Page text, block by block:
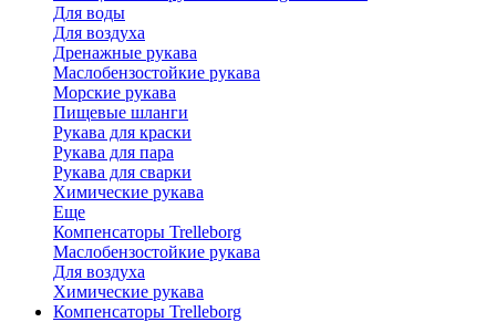
Для воды
Для воздуха
Дренажные рукава
Маслобензостойкие рукава
Морские рукава
Пищевые шланги
Рукава для краски
Рукава для пара
Рукава для сварки
Химические рукава
Еще
Компенсаторы Trelleborg
Маслобензостойкие рукава
Для воздуха
Химические рукава
Компенсаторы Trelleborg